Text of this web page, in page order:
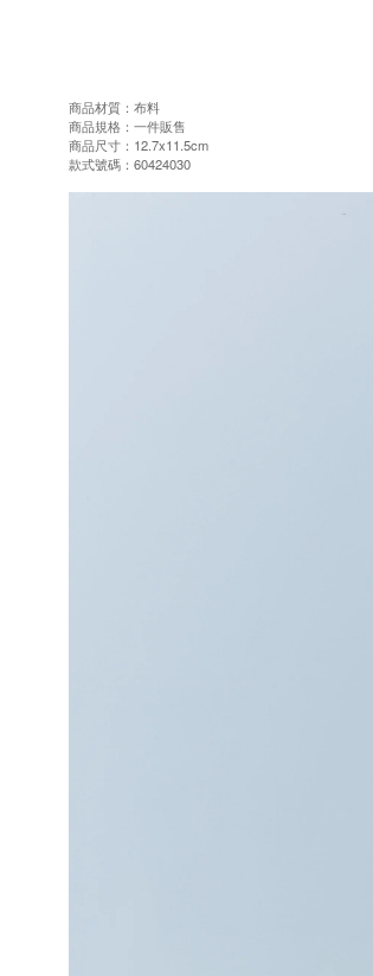
商品材質：布料
商品規格：一件販售
商品尺寸：12.7x11.5cm
款式號碼：60424030